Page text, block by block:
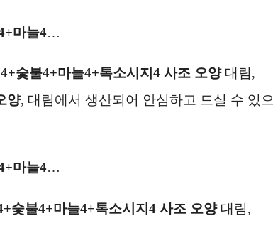
마늘4…
숯불4+마늘4+톡소시지4 사조 오양대림,
양, 대림에서 생산되어 안심하고 드실 수 있으
마늘4…
숯불4+마늘4+톡소시지4 사조 오양대림,